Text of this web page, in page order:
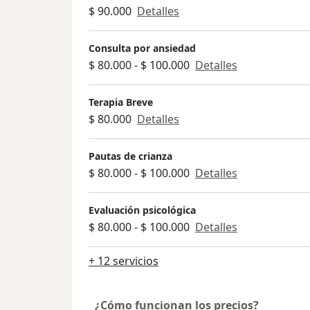
en lo que hoy necesitas trabajar.
Será un gusto acompañarte en este
espacio.
$ 90.000 Detalles
Consulta por ansiedad
$ 80.000 - $ 100.000 Detalles
Terapia Breve
$ 80.000 Detalles
Pautas de crianza
$ 80.000 - $ 100.000 Detalles
Evaluación psicológica
$ 80.000 - $ 100.000 Detalles
+ 12 servicios
¿Cómo funcionan los precios?